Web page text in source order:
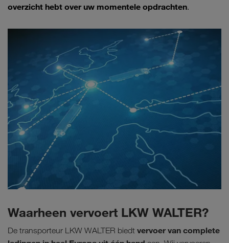
overzicht hebt over uw momentele opdrachten.
Waarheen vervoert LKW WALTER?
De transporteur LKW WALTER biedt vervoer van complete